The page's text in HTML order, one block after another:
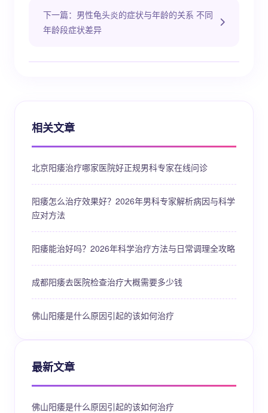
下一篇：男性龟头炎的症状与年龄的关系 不同
年龄段症状差异
相关文章
北京阳痿治疗哪家医院好正规男科专家在线问诊
阳痿怎么治疗效果好？2026年男科专家解析病因与科学
应对方法
阳痿能治好吗？2026年科学治疗方法与日常调理全攻略
成都阳痿去医院检查治疗大概需要多少钱
佛山阳痿是什么原因引起的该如何治疗
最新文章
佛山阳痿是什么原因引起的该如何治疗